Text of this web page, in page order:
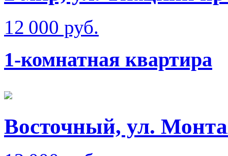
12 000 руб.
1-комнатная квартира
Восточный, ул.